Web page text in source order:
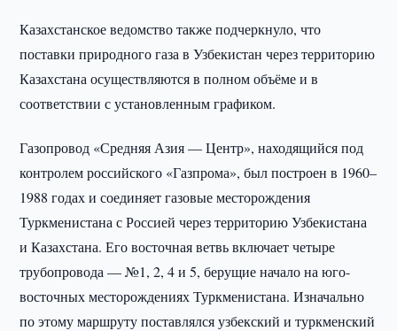
Казахстанское ведомство также подчеркнуло, что
поставки природного газа в Узбекистан через территорию
Казахстана осуществляются в полном объёме и в
соответствии с установленным графиком.
Газопровод «Средняя Азия — Центр», находящийся под
контролем российского «Газпрома», был построен в 1960–
1988 годах и соединяет газовые месторождения
Туркменистана с Россией через территорию Узбекистана
и Казахстана. Его восточная ветвь включает четыре
трубопровода — №1, 2, 4 и 5, берущие начало на юго-
восточных месторождениях Туркменистана. Изначально
по этому маршруту поставлялся узбекский и туркменский